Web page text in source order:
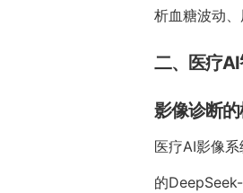
析血糖波动
二、医疗
影像诊断
医疗AI影像
的